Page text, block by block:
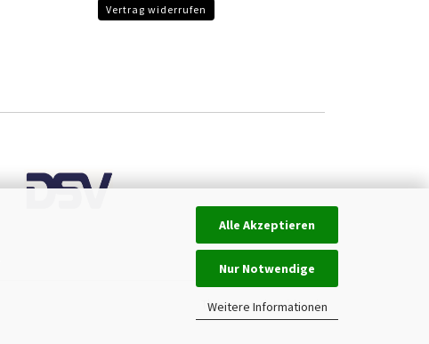
Alle Akzeptieren
Nur Notwendige
Weitere Informationen
Vertrag widerrufen
Theme vondata-blue.de